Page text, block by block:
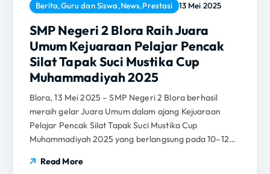
Berita,Guru dan Siswa,News,Prestasi 13 Mei 2025
SMP Negeri 2 Blora Raih Juara
Umum Kejuaraan Pelajar Pencak
Silat Tapak Suci Mustika Cup
Muhammadiyah 2025
Blora, 13 Mei 2025 – SMP Negeri 2 Blora berhasil
meraih gelar Juara Umum dalam ajang Kejuaraan
Pelajar Pencak Silat Tapak Suci Mustika Cup
Muhammadiyah 2025 yang berlangsung pada 10–12…
Read More